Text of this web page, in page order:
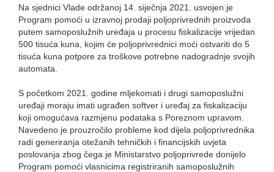
Na sjednici Vlade održanoj 14. siječnja 2021. usvojen je
Program pomoći u izravnoj prodaji poljoprivrednih proizvoda
putem samoposlužnih uređaja u procesu fiskalizacije vrijedan
500 tisuća kuna, kojim će poljoprivrednici moći ostvariti do 5
tisuća kuna potpore za troškove potrebne nadogradnje svojih
automata.
S početkom 2021. godine mljekomati i drugi samoposlužni
uređaji moraju imati ugrađen softver i uređaj za fiskalizaciju
koji omogućava razmjenu podataka s Poreznom upravom.
Navedeno je prouzročilo probleme kod dijela poljoprivrednika
radi generiranja otežanih tehničkih i financijskih uvjeta
poslovanja zbog čega je Ministarstvo poljoprivrede donijelo
Program pomoći vlasnicima registriranih samoposlužnih